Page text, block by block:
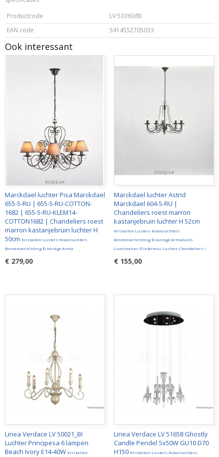
Productcode
LV 53360/BI
EAN code
5414552705033
Ook interessant
Marckdael luchter Pisa Marckdael
655-5-RU | 655-5-RU-COTTON-
1682 | 655-5-RU-KLEM14-
COTTON1682 | Chandeliers roest
marron kastanjebruin luchter H
50cm Kristallen Lusters Kroonluchters
Binnenverlichting Éclairage Arma
€ 279,00
Marckdael luchter Astrid
Marckdael 604-5-RU |
Chandeliers roest marron
kastanjebruin luchter H 52cm
Kristallen Lusters Kroonluchters
Binnenverlichting Éclairage Armatures
Luminaires D'intérieur Lustres Chandeliers I
€ 155,00
Linea Verdace LV 50021_BI
Luchter Principesa 6 lampen
Beach Ivory E14-40W Kristallen-
Linea Verdace LV 51658 Ghostly
Candle Pendel 5x50W GU10 D70
H150 Kristallen-Lusters-Kroonluchters-